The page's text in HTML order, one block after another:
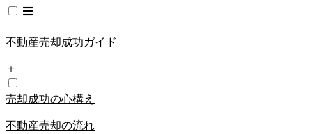
不動産売却成功ガイド
＋
売却成功の心構え
不動産売却の流れ